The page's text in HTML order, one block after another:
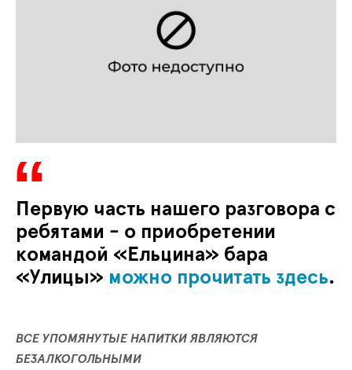
Первую часть нашего разговора с
ребятами - о приобретении
командой «Ельцина» бара
«Улицы» можно прочитать здесь.
ВСЕ УПОМЯНУТЫЕ НАПИТКИ ЯВЛЯЮТСЯ
БЕЗАЛКОГОЛЬНЫМИ